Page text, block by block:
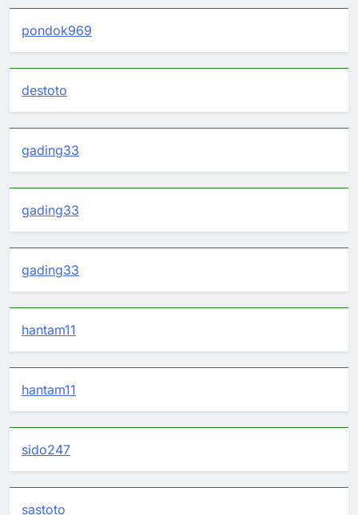
pondok969
destoto
gading33
gading33
gading33
hantam11
hantam11
sido247
sastoto